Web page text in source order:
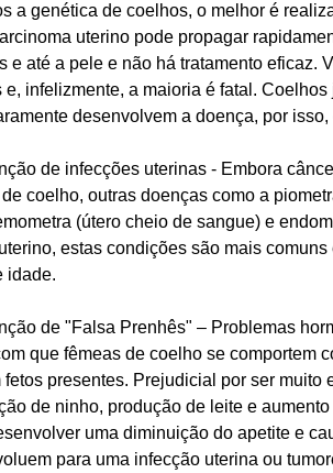
a genética de coelhos, o melhor é
uterino pode propagar
e até a pele e não há tratamento eficaz.
e, infelizmente, a maioria é fatal.
desenvolvem a doença, por
de infecções uterinas - Embora
coelho, outras doenças como a
(útero cheio de sangue) e
estas condições são mais
idade.
de "Falsa Prenhês" – Problemas
que fêmeas de coelho se comportem
fetos presentes. Prejudicial por ser muito
de ninho, produção de leite e
uma diminuição do apetite e
para uma infecção uterina ou